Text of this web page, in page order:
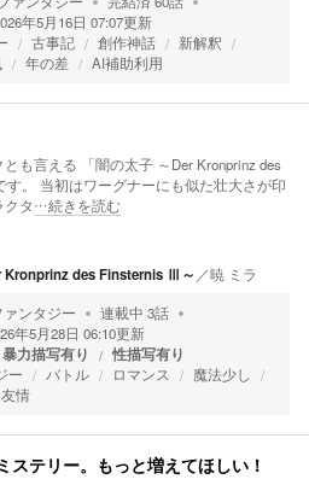
年5月16日 07:07更新
古事記 創作神話
新解釈
年の差 AI補助利用
も言える 「闇の太子 ～Der Kronprinz des
す。 当初はワーグナーにも似た壮大さが印
タ…続きを読む
des Finsternis Ⅲ～ ／暁 ミラ
ンタジー 連載中 3話
年5月28日 06:10更新
暴力描写有り 性描写有り
ー バトル ロマンス
魔法少し
友情
ステリー。もっと増えてほしい！